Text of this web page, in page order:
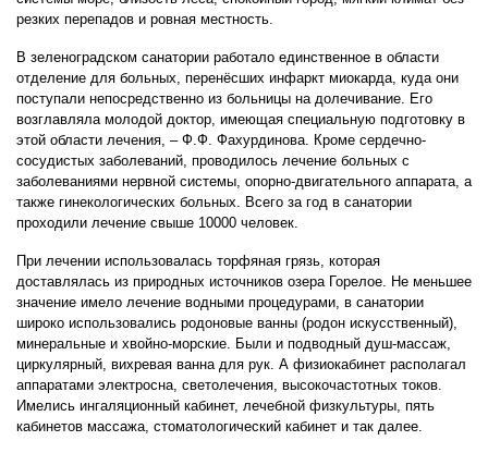
резких перепадов и ровная местность.
В зеленоградском санатории работало единственное в области
отделение для больных, перенёсших инфаркт миокарда, куда они
поступали непосредственно из больницы на долечивание. Его
возглавляла молодой доктор, имеющая специальную подготовку в
этой области лечения, – Ф.Ф. Фахурдинова. Кроме сердечно-
сосудистых заболеваний, проводилось лечение больных с
заболеваниями нервной системы, опорно-двигательного аппарата, а
также гинекологических больных. Всего за год в санатории
проходили лечение свыше 10000 человек.
При лечении использовалась торфяная грязь, которая
доставлялась из природных источников озера Горелое. Не меньшее
значение имело лечение водными процедурами, в санатории
широко использовались родоновые ванны (родон искусственный),
минеральные и хвойно-морские. Были и подводный душ-массаж,
циркулярный, вихревая ванна для рук. А физиокабинет располагал
аппаратами электросна, светолечения, высокочастотных токов.
Имелись ингаляционный кабинет, лечебной физкультуры, пять
кабинетов массажа, стоматологический кабинет и так далее.